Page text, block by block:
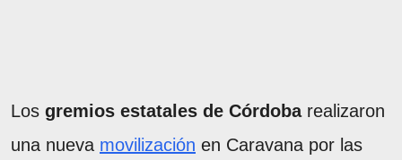
Los gremios estatales de Córdoba realizaron
una nueva movilización en Caravana por las